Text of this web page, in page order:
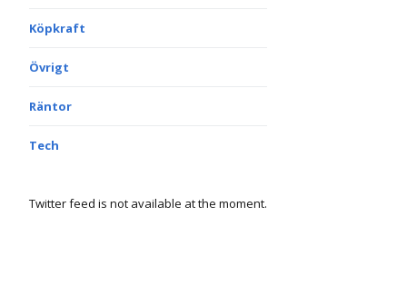
Köpkraft
Övrigt
Räntor
Tech
Twitter feed is not available at the moment.